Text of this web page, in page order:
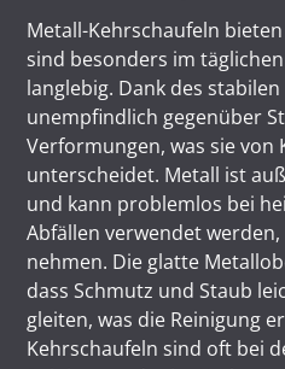
Metall-Kehrschaufeln
sind besonders im
langlebig. Dank des
unempfindlich gegenüber
Verformungen, was sie
unterscheidet. Metall ist
und kann problemlos bei
Abfällen verwendet
nehmen. Die glatte
dass Schmutz und Staub
gleiten, was die Reinigung
Kehrschaufeln sind oft bei